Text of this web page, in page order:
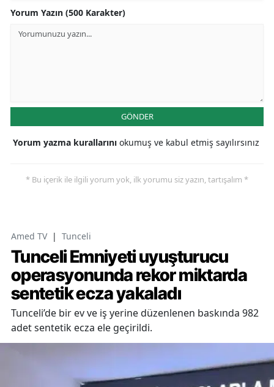
Yorum Yazın (500 Karakter)
GÖNDER
Yorum yazma kurallarını okumuş ve kabul etmiş sayılırsınız
* Bu içerik ile ilgili yorum yok, ilk yorumu siz yazın, tartışalım *
Amed TV | Tunceli
Tunceli Emniyeti uyuşturucu
operasyonunda rekor miktarda
sentetik ecza yakaladı
Tunceli’de bir ev ve iş yerine düzenlenen baskında 982
adet sentetik ecza ele geçirildi.